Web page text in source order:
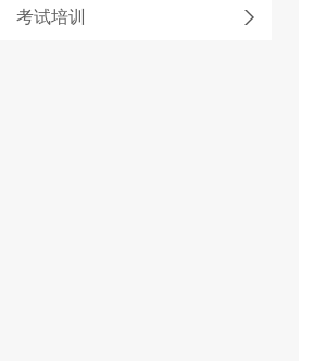
考试培训